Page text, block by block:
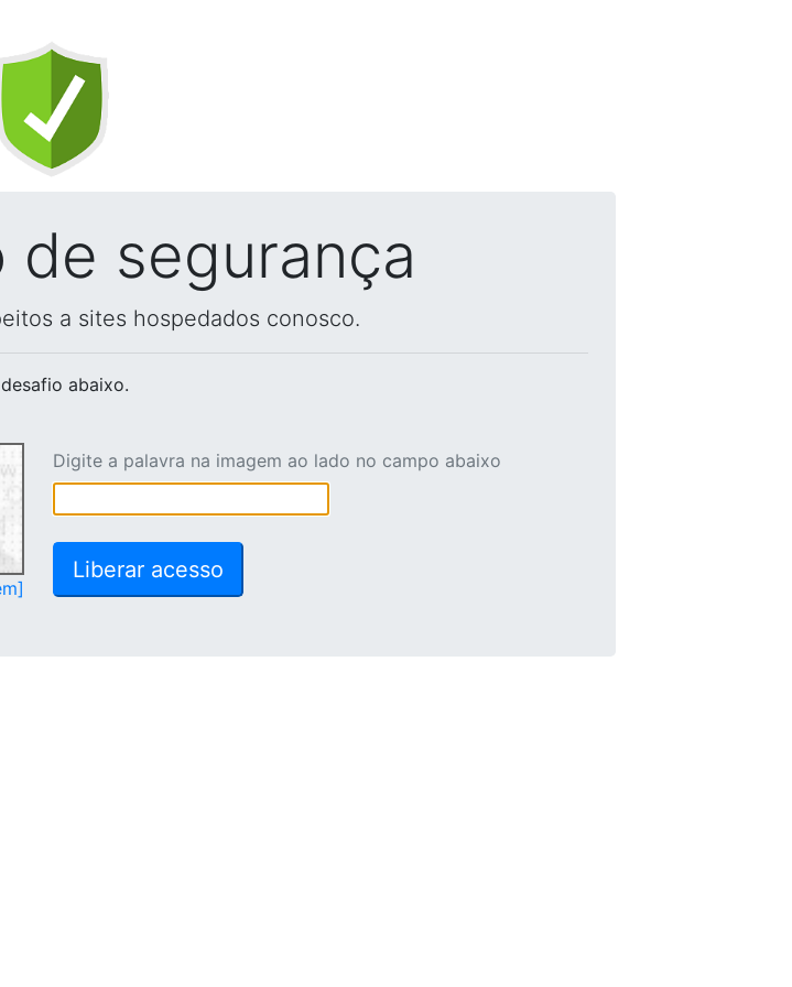
de segurança
a sites hospedados conosco.
abaixo.
Digite a palavra na imagem ao lado no campo abaixo